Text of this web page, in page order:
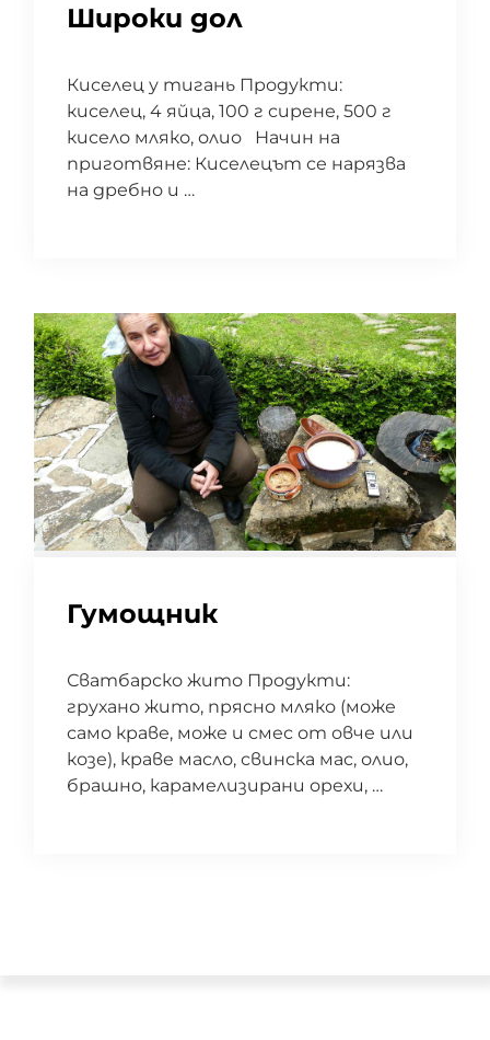
Широки дол
Киселец у тигань Продукти:
киселец, 4 яйца, 100 г сирене, 500 г
кисело мляко, олио Начин на
приготвяне: Киселецът се нарязва
на дребно и …
Гумощник
Сватбарско жито Продукти:
грухано жито, прясно мляко (може
само краве, може и смес от овче или
козе), краве масло, свинска мас, олио,
брашно, карамелизирани орехи, …